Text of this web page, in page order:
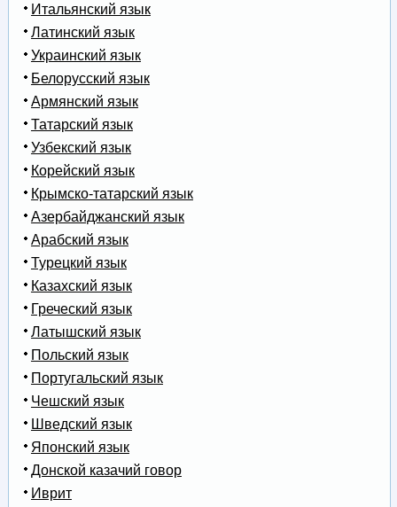
Итальянский язык
Латинский язык
Украинский язык
Белорусский язык
Армянский язык
Татарский язык
Узбекский язык
Корейский язык
Крымско-татарский язык
Азербайджанский язык
Арабский язык
Турецкий язык
Казахский язык
Греческий язык
Латышский язык
Польский язык
Португальский язык
Чешский язык
Шведский язык
Японский язык
Донской казачий говор
Иврит